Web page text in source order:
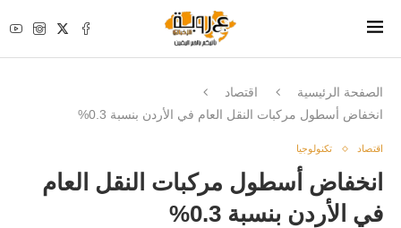
الصفحة الرئيسية
اقتصاد
انخفاض أسطول مركبات النقل العام في الأردن بنسبة 0.3%
اقتصاد تكنولوجيا
انخفاض أسطول مركبات النقل العام
في الأردن بنسبة 0.3%